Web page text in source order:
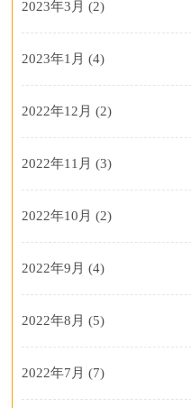
2023年3月 (2)
2023年1月 (4)
2022年12月 (2)
2022年11月 (3)
2022年10月 (2)
2022年9月 (4)
2022年8月 (5)
2022年7月 (7)